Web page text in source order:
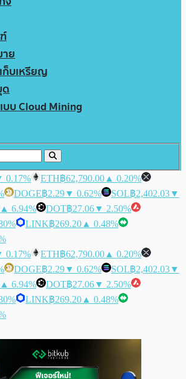
าย
ก็บเหรียญ
ด
บบ Cloud Mining
0.17% ETH฿62,790.00 ▲ 0.20%
DOGE฿2.29▼ 0.62% SOL฿2,402.03▼
▲ 6.94% DOT฿27.06▼ 2.50%
LINK฿269.20 ▲ 0.48%
0.17% ETH฿62,790.00 ▲ 0.20%
DOGE฿2.29▼ 0.62% SOL฿2,402.03▼
▲ 6.94% DOT฿27.06▼ 2.50%
LINK฿269.20 ▲ 0.48%